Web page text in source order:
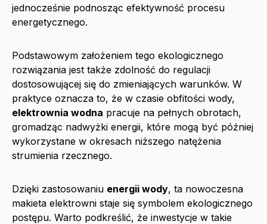
jednocześnie podnosząc efektywność procesu
energetycznego.
Podstawowym założeniem tego ekologicznego
rozwiązania jest także zdolność do regulacji
dostosowującej się do zmieniających warunków. W
praktyce oznacza to, że w czasie obfitości wody,
elektrownia wodna pracuje na pełnych obrotach,
gromadząc nadwyżki energii, które mogą być później
wykorzystane w okresach niższego natężenia
strumienia rzecznego.
Dzięki zastosowaniu energii wody, ta nowoczesna
makieta elektrowni staje się symbolem ekologicznego
postępu. Warto podkreślić, że inwestycje w takie